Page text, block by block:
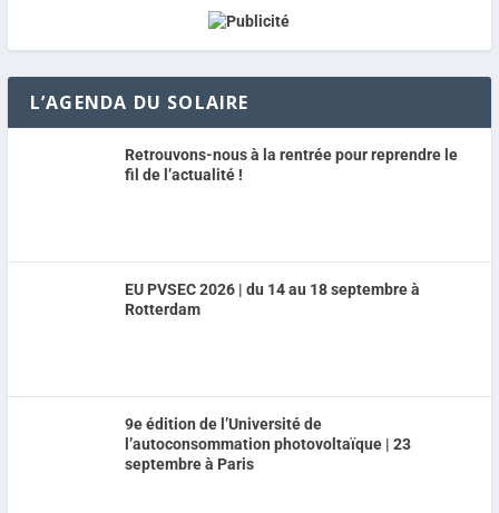
L’AGENDA DU SOLAIRE
Retrouvons-nous à la rentrée pour reprendre le
fil de l’actualité !
EU PVSEC 2026 | du 14 au 18 septembre à
Rotterdam
9e édition de l’Université de
l’autoconsommation photovoltaïque | 23
septembre à Paris